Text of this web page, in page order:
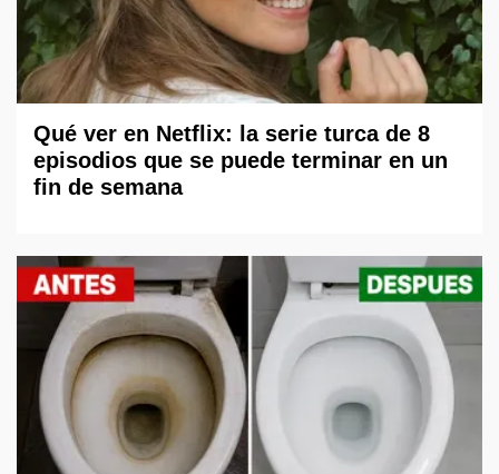
Qué ver en Netflix: la serie turca de 8
episodios que se puede terminar en un
fin de semana